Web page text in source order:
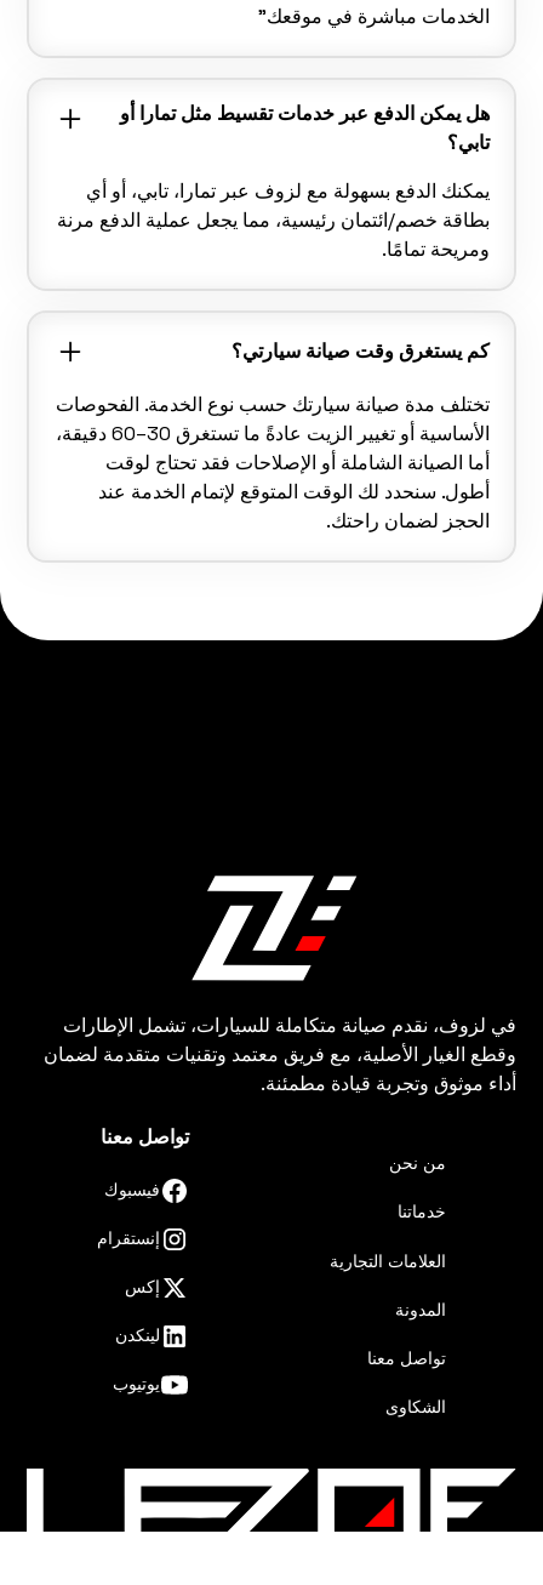
الخدمات مباشرة في موقعك"
هل يمكن الدفع عبر خدمات تقسيط مثل تمارا أو
تابي؟
يمكنك الدفع بسهولة مع لزوف عبر تمارا، تابي، أو أي
بطاقة خصم/ائتمان رئيسية، مما يجعل عملية الدفع مرنة
ومريحة تمامًا.
كم يستغرق وقت صيانة سيارتي؟
تختلف مدة صيانة سيارتك حسب نوع الخدمة. الفحوصات
الأساسية أو تغيير الزيت عادةً ما تستغرق 30–60 دقيقة،
أما الصيانة الشاملة أو الإصلاحات فقد تحتاج لوقت
أطول. سنحدد لك الوقت المتوقع لإتمام الخدمة عند
الحجز لضمان راحتك.
في لزوف، نقدم صيانة متكاملة للسيارات، تشمل الإطارات
وقطع الغيار الأصلية، مع فريق معتمد وتقنيات متقدمة لضمان
أداء موثوق وتجربة قيادة مطمئنة.
من نحن
خدماتنا
العلامات التجارية
المدونة
تواصل معنا
الشكاوى
تواصل معنا
فيسبوك
إنستقرام
إكس
لينكدن
يوتيوب